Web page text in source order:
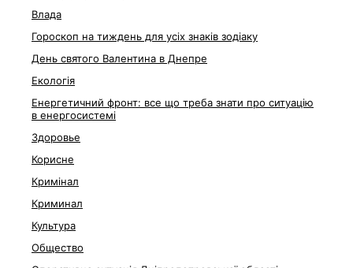
Влада
Гороскоп на тиждень для усіх знаків зодіаку
День святого Валентина в Днепре
Екологія
Енергетичний фронт: все що треба знати про ситуацію
в енергосистемі
Здоровье
Корисне
Кримінал
Криминал
Культура
Общество